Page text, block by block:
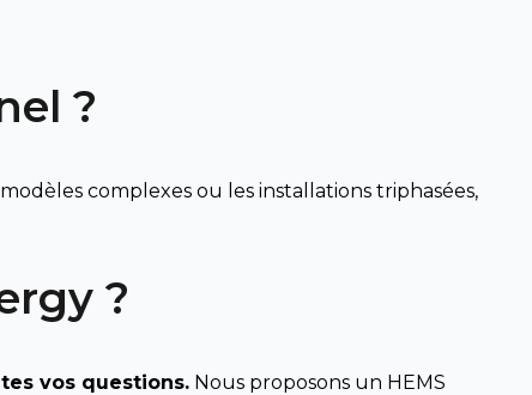
?
complexes ou les installations triphasées,
?
vos questions. Nous proposons un HEMS